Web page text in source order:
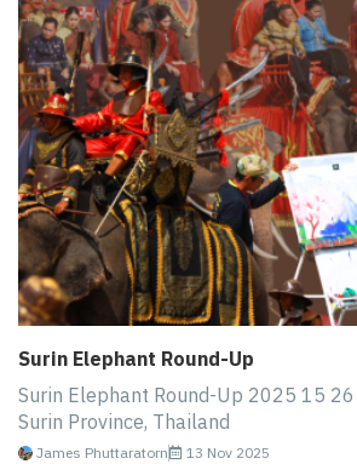
Surin Elephant Round-Up
Surin Elephant Round-Up 2025 15
Surin Province, Thailand
James Phuttaratorn 13 Nov 2025